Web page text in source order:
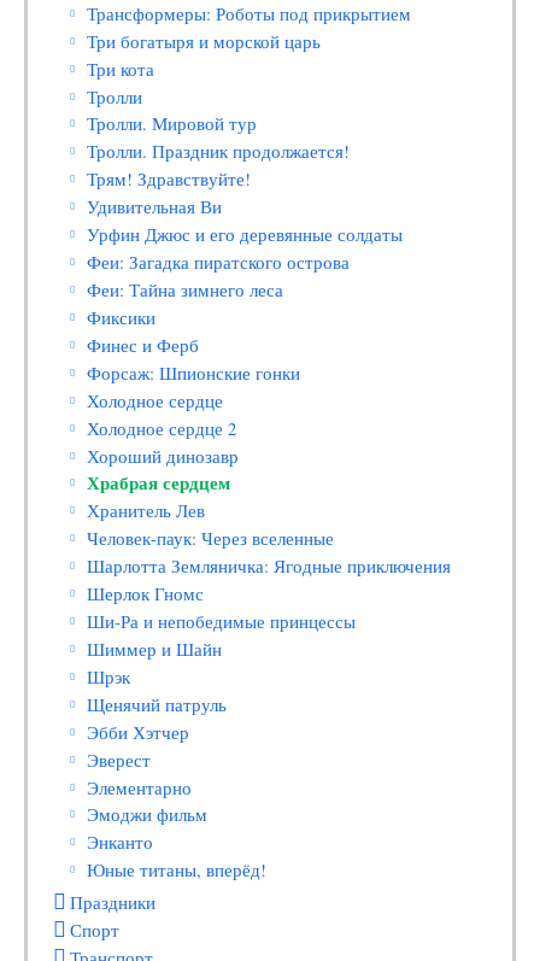
Трансформеры: Роботы под прикрытием
Три богатыря и морской царь
Три кота
Тролли
Тролли. Мировой тур
Тролли. Праздник продолжается!
Трям! Здравствуйте!
Удивительная Ви
Урфин Джюс и его деревянные солдаты
Феи: Загадка пиратского острова
Феи: Тайна зимнего леса
Фиксики
Финес и Ферб
Форсаж: Шпионские гонки
Холодное сердце
Холодное сердце 2
Хороший динозавр
Храбрая сердцем
Хранитель Лев
Человек-паук: Через вселенные
Шарлотта Земляничка: Ягодные приключения
Шерлок Гномс
Ши-Ра и непобедимые принцессы
Шиммер и Шайн
Шрэк
Щенячий патруль
Эбби Хэтчер
Эверест
Элементарно
Эмоджи фильм
Энканто
Юные титаны, вперёд!
Праздники
Спорт